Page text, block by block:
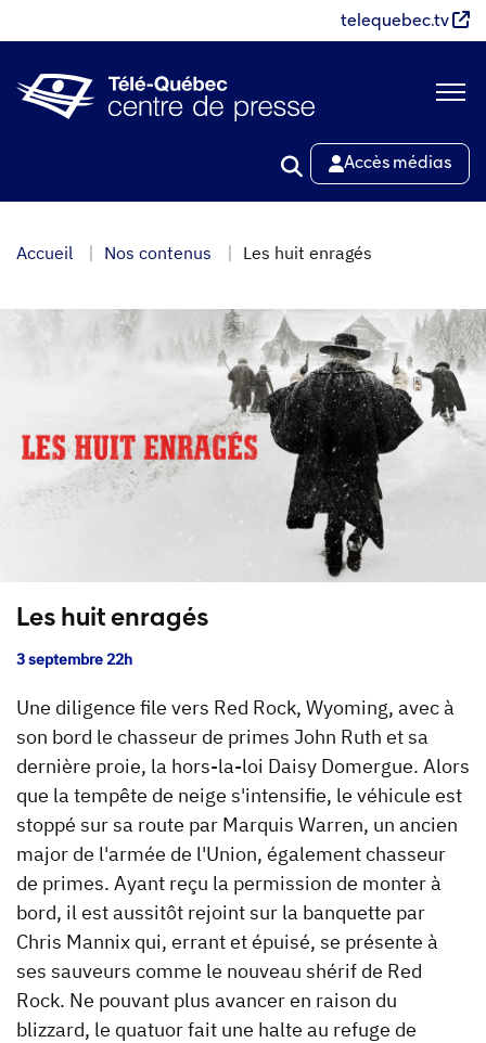
au
principal
telequebec.tv
Accès médias
Accueil Nos contenus Les huit enragés
Les huit enragés
3 septembre 22h
Une diligence file vers Red Rock, Wyoming, avec à
son bord le chasseur de primes John Ruth et sa
dernière proie, la hors-la-loi Daisy Domergue. Alors
que la tempête de neige s'intensifie, le véhicule est
stoppé sur sa route par Marquis Warren, un ancien
major de l'armée de l'Union, également chasseur
de primes. Ayant reçu la permission de monter à
bord, il est aussitôt rejoint sur la banquette par
Chris Mannix qui, errant et épuisé, se présente à
ses sauveurs comme le nouveau shérif de Red
Rock. Ne pouvant plus avancer en raison du
blizzard, le quatuor fait une halte au refuge de